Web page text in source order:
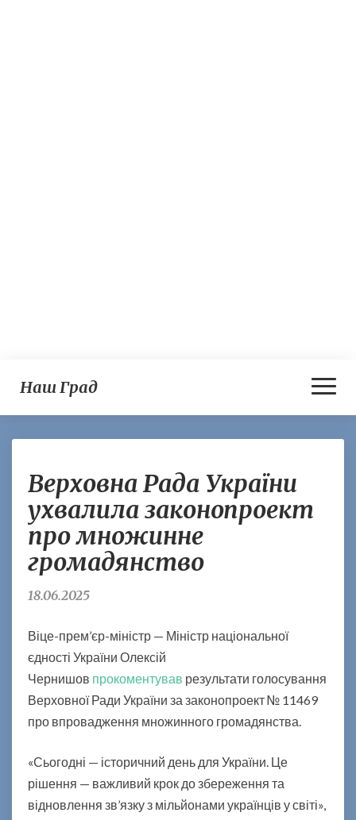
Наш Град
е
х
о
н
д
У
р
а
н
и
у
х
Верховна Рада України
ухвалила законопроект
про множинне
громадянство
18.06.2025
Віце-прем’єр-міністр — Міністр національної
єдності України Олексій
Чернишов прокоментував результати голосування
Верховної Ради України за законопроект № 11469
про впровадження множинного громадянства.
«Сьогодні — історичний день для України. Це
рішення — важливий крок до збереження та
відновлення зв’язку з мільйонами українців у світі»,